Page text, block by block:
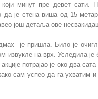
који минут пре девет
да је стена виша од 15
још детаља ове
је пришла. Било је
извукле на врх.
потрајао је око два
сам успео да га ухватим